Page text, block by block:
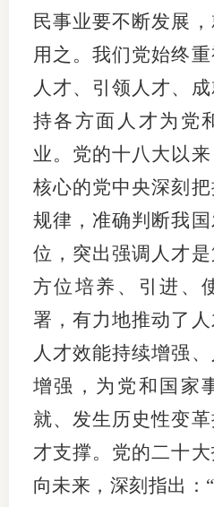
民事业要不断发展
用之。我们党始终
人才、引领人才、
持各方面人才为党
业。党的十八大以
核心的党中央深刻
规律，准确判断我
位，突出强调人才
方位培养、引进、
署，有力地推动了人
人才效能持续增强
增强，为党和国家
就、发生历史性变
才支撑。党的二十
向未来，深刻指出：